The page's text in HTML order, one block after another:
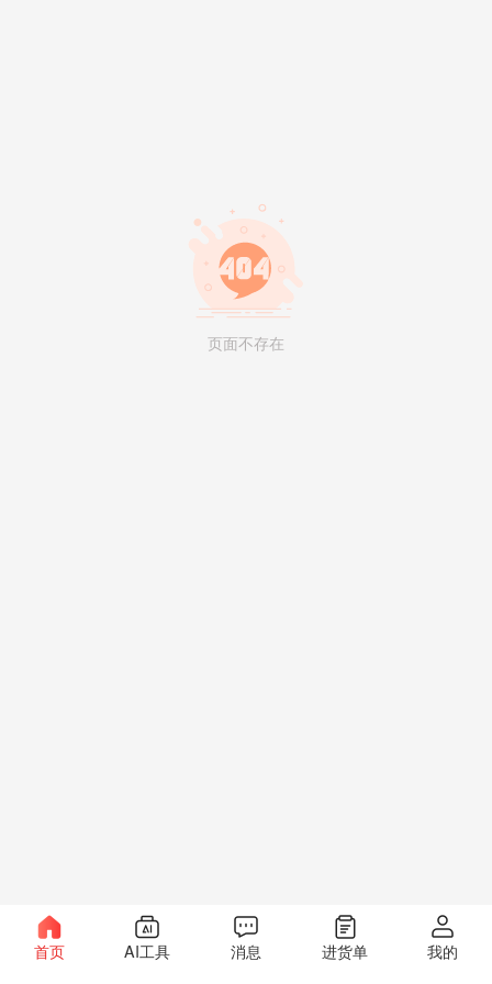
页面不存在
首页 AI工具 消息 进货单 我的